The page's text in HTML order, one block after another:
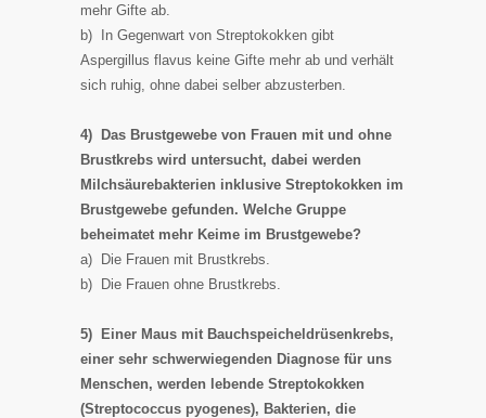
mehr Gifte ab.
b) In Gegenwart von Streptokokken gibt
Aspergillus flavus keine Gifte mehr ab und verhält
sich ruhig, ohne dabei selber abzusterben.
4) Das Brustgewebe von Frauen mit und ohne
Brustkrebs wird untersucht, dabei werden
Milchsäurebakterien inklusive Streptokokken im
Brustgewebe gefunden. Welche Gruppe
beheimatet mehr Keime im Brustgewebe?
a) Die Frauen mit Brustkrebs.
b) Die Frauen ohne Brustkrebs.
5) Einer Maus mit Bauchspeicheldrüsenkrebs,
einer sehr schwerwiegenden Diagnose für uns
Menschen, werden lebende Streptokokken
(Streptococcus pyogenes), Bakterien, die